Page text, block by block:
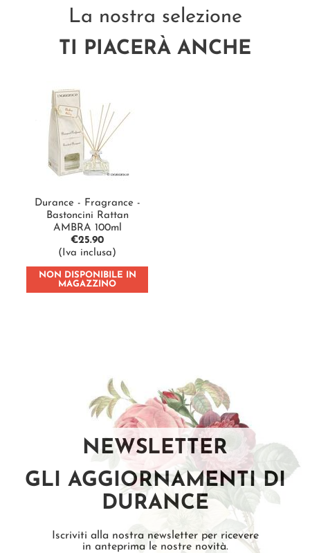
La nostra selezione
TI PIACERÀ ANCHE
Durance - Fragrance -
Bastoncini Rattan
AMBRA 100ml
€25.90
(Iva inclusa)
NON DISPONIBILE IN
MAGAZZINO
NEWSLETTER
GLI AGGIORNAMENTI DI
DURANCE
Iscriviti alla nostra newsletter per ricevere
in anteprima le nostre novità.